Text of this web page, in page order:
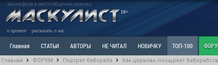
маносфера и место общения мужчин
18+
о проекте рассказать о нас
Главная СТАТЬИ АВТОРЫ НЕ ЧИТАЛ НОВИЧКУ ТОП-100
Главная ФОРУМ Портрет бабораба Как церковь поощряет